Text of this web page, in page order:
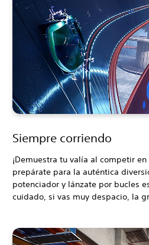
Siempre corriendo
¡Demuestra tu valía al competir
prepárate para la auténtica
potenciador y lánzate por bucles
cuidado, si vas muy despacio, la